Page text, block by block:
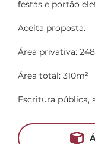
festas e portão
Aceita proposta.
Área privativa:
Área total: 310m²
Escritura pública,